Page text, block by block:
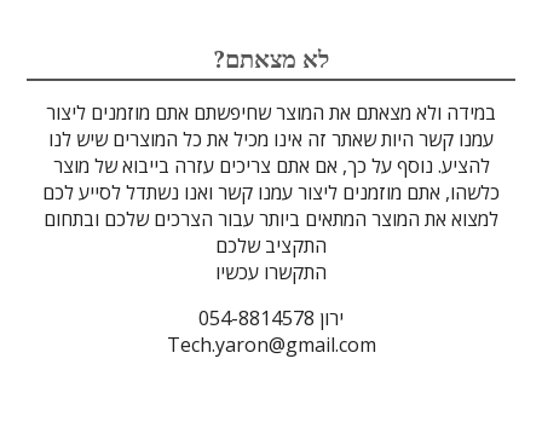
אופטיקה
אופטומכניקה ובקרת תנועה
סיבים אופטיים
מקורות אור
מוליכי אור
לדים
הדמיה ומצלמות
גלאים וחיישנים
מסננים אופטיים
לייזרים ומוצרי בטיחות לייזר
גבישים
ספקטרוסקופיה
אלקטרוניקה
מיגון קרינה
עדשות
מתקנים לרפואה
טרה-הרץ
מוצרי קוורץ
זכוכיות וציפויים
מוצרים אחרים
?לא מצאתם
במידה ולא מצאתם את המוצר שחיפשתם אתם מוזמנים ליצור
עמנו קשר היות שאתר זה אינו מכיל את כל המוצרים שיש לנו
להציע. נוסף על כך, אם אתם צריכים עזרה בייבוא של מוצר
כלשהו, אתם מוזמנים ליצור עמנו קשר ואנו נשתדל לסייע לכם
למצוא את המוצר המתאים ביותר עבור הצרכים שלכם ובתחום
התקציב שלכם
התקשרו עכשיו
ירון 054-8814578
Tech.yaron@gmail.com